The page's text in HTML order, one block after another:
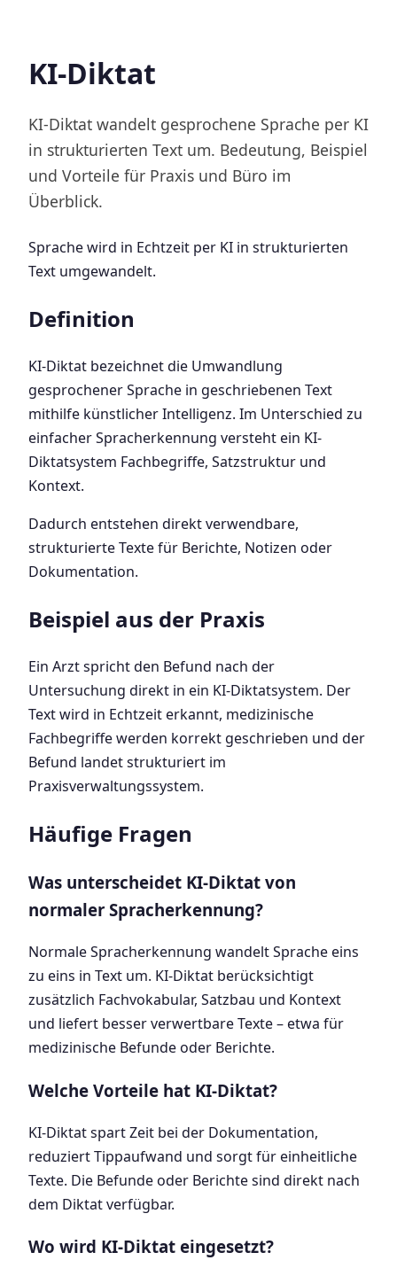
KI-Diktat
KI-Diktat wandelt gesprochene Sprache per KI
in strukturierten Text um. Bedeutung, Beispiel
und Vorteile für Praxis und Büro im
Überblick.
Sprache wird in Echtzeit per KI in strukturierten
Text umgewandelt.
Definition
KI-Diktat bezeichnet die Umwandlung
gesprochener Sprache in geschriebenen Text
mithilfe künstlicher Intelligenz. Im Unterschied zu
einfacher Spracherkennung versteht ein KI-
Diktatsystem Fachbegriffe, Satzstruktur und
Kontext.
Dadurch entstehen direkt verwendbare,
strukturierte Texte für Berichte, Notizen oder
Dokumentation.
Beispiel aus der Praxis
Ein Arzt spricht den Befund nach der
Untersuchung direkt in ein KI-Diktatsystem. Der
Text wird in Echtzeit erkannt, medizinische
Fachbegriffe werden korrekt geschrieben und der
Befund landet strukturiert im
Praxisverwaltungssystem.
Häufige Fragen
Was unterscheidet KI-Diktat von
normaler Spracherkennung?
Normale Spracherkennung wandelt Sprache eins
zu eins in Text um. KI-Diktat berücksichtigt
zusätzlich Fachvokabular, Satzbau und Kontext
und liefert besser verwertbare Texte – etwa für
medizinische Befunde oder Berichte.
Welche Vorteile hat KI-Diktat?
KI-Diktat spart Zeit bei der Dokumentation,
reduziert Tippaufwand und sorgt für einheitliche
Texte. Die Befunde oder Berichte sind direkt nach
dem Diktat verfügbar.
Wo wird KI-Diktat eingesetzt?